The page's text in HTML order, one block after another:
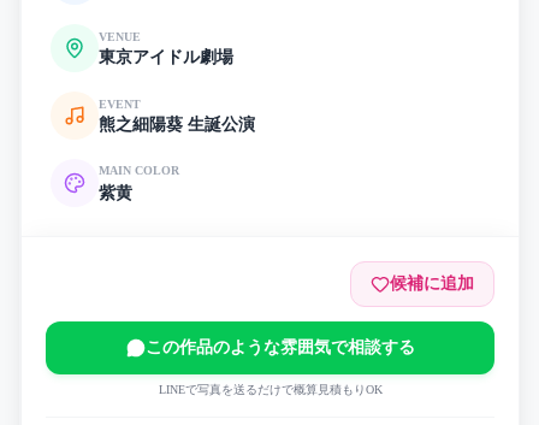
VENUE
東京アイドル劇場
EVENT
熊之細陽葵 生誕公演
MAIN COLOR
紫黄
候補に追加
この作品のような雰囲気で相談する
LINEで写真を送るだけで概算見積もりOK